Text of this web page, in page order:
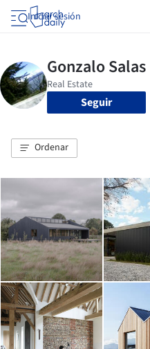
Iniciar sesión
Seguir
Ordenar